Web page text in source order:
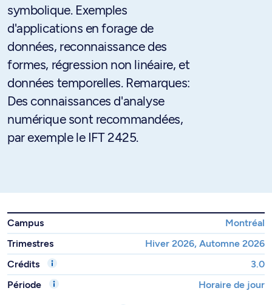
symbolique. Exemples
d'applications en forage de
données, reconnaissance des
formes, régression non linéaire, et
données temporelles. Remarques:
Des connaissances d'analyse
numérique sont recommandées,
par exemple le IFT 2425.
Campus
Montréal
Trimestres
Hiver 2026, Automne 2026
Crédits
3.0
Période
Horaire de jour